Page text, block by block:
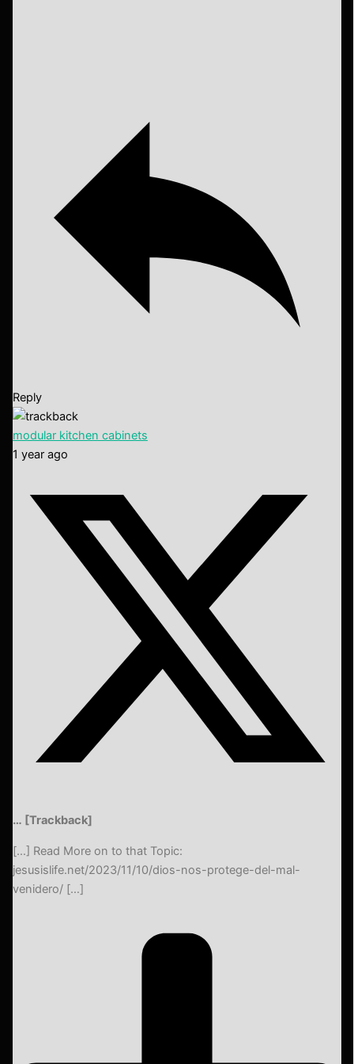
Reply
modular kitchen cabinets
1 year ago
… [Trackback]
[…] Read More on to that Topic:
jesusislife.net/2023/11/10/dios-nos-protege-del-mal-
venidero/ […]